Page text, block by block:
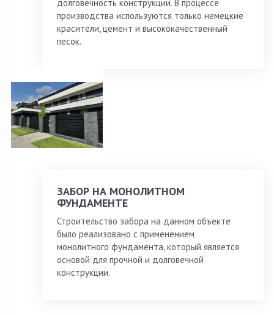
долговечность конструкции. В процессе
производства используются только немецкие
красители, цемент и высококачественный
песок.
ЗАБОР НА МОНОЛИТНОМ
ФУНДАМЕНТЕ
Строительство забора на данном объекте
было реализовано с применением
монолитного фундамента, который является
основой для прочной и долговечной
конструкции.